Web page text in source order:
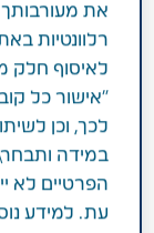
השתעלות,
פעילות
a result of
fever or
system
את מעורבותך
רלוונטיות
לאיסוף חלק
"אישור כל
לכך, וכן
במידה
הפרטיים לא
עת. למידע